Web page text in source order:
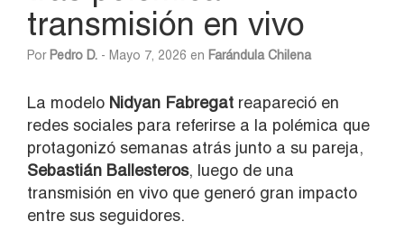
transmisión en vivo
Por Pedro D. - Mayo 7, 2026 en Farándula Chilena
La modelo Nidyan Fabregat reapareció en
redes sociales para referirse a la polémica que
protagonizó semanas atrás junto a su pareja,
Sebastián Ballesteros, luego de una
transmisión en vivo que generó gran impacto
entre sus seguidores.